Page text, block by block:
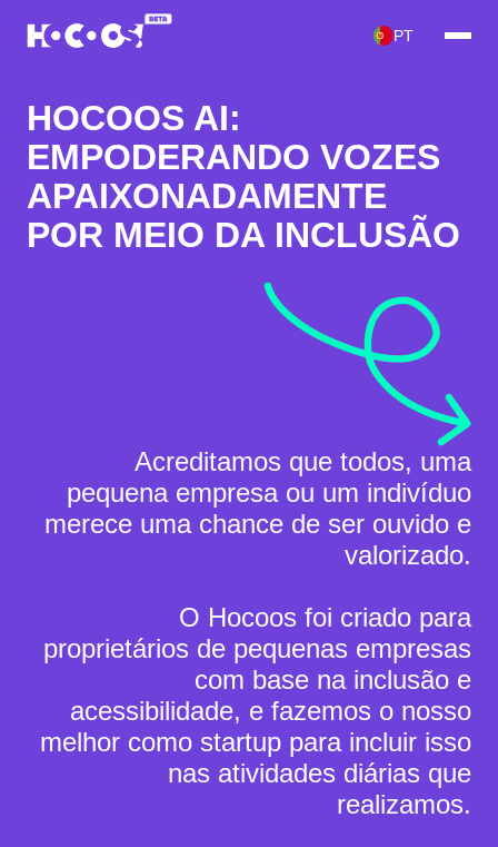
PT
HOCOOS AI:
EMPODERANDO VOZES
APAIXONADAMENTE
POR MEIO DA INCLUSÃO
Acreditamos que todos, uma
pequena empresa ou um indivíduo
merece uma chance de ser ouvido e
valorizado.
O Hocoos foi criado para
proprietários de pequenas empresas
com base na inclusão e
acessibilidade, e fazemos o nosso
melhor como startup para incluir isso
nas atividades diárias que
realizamos.